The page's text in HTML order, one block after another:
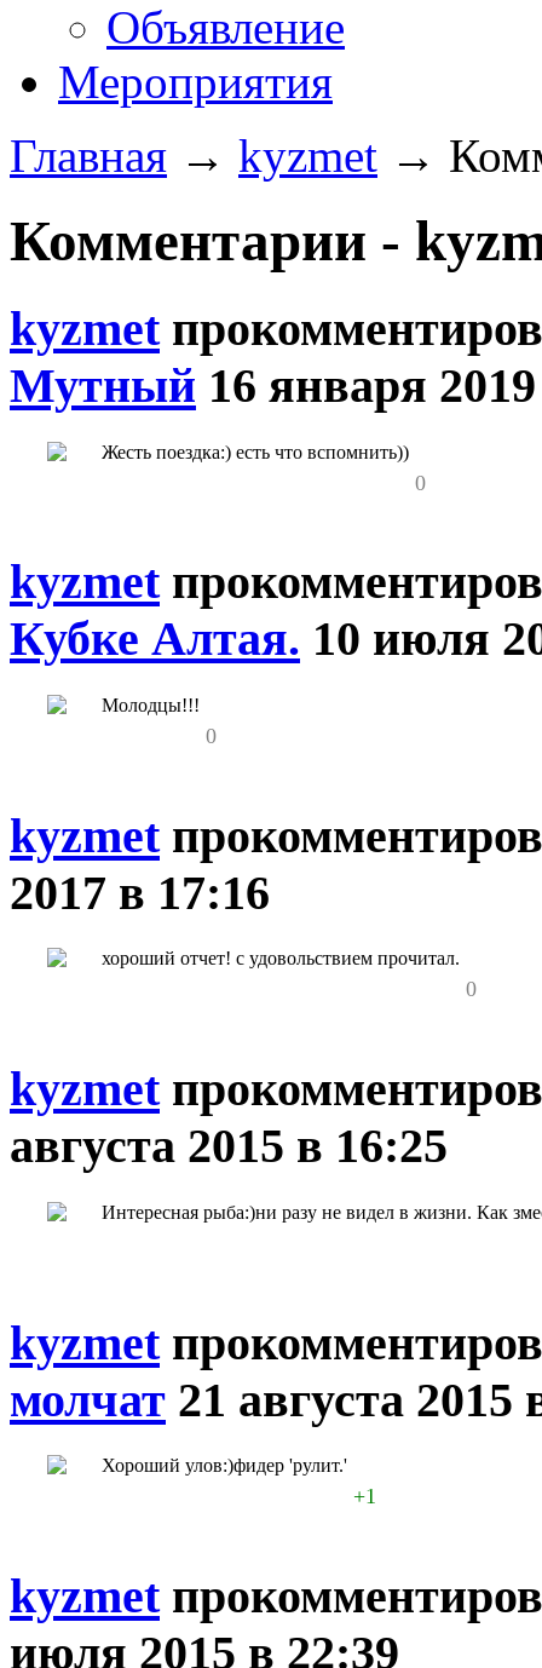
Объявление
Мероприятия
Главная → kyzmet →
Комментарии -
kyzmet
Мутный 16 января
Жесть поездка:) есть что вспомнить))
0
kyzmet
Кубке Алтая. 10 июля
Молодцы!!!
0
kyzmet
2017 в 17:16
хороший отчет! с удовольствием прочитал.
0
kyzmet
августа 2015 в 16:25
Интересная рыба:)ни разу не видел в жизни. Как
kyzmet
молчат 21 августа 2015
Хороший улов:)фидер 'рулит.'
+1
kyzmet
июля 2015 в 22:39